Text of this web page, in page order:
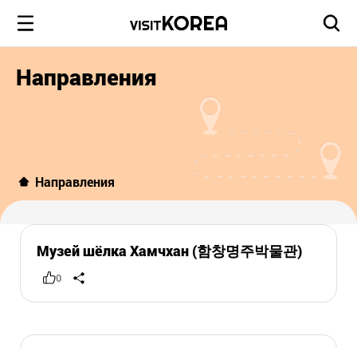
Направления
Направления
Музей шёлка Хамчхан (함창명주박물관)
0